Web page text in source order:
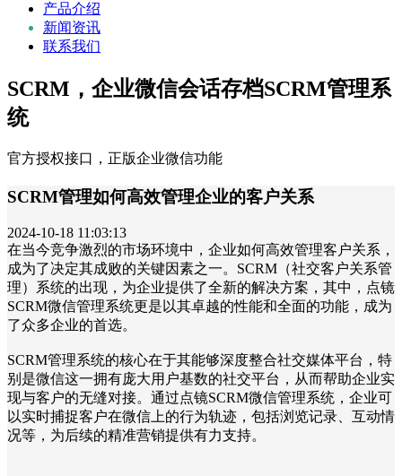
产品介绍
新闻资讯
联系我们
SCRM，企业微信会话存档SCRM管理系
统
官方授权接口，正版企业微信功能
SCRM管理如何高效管理企业的客户关系
2024-10-18 11:03:13
在当今竞争激烈的市场环境中，企业如何高效管理客户关系，
成为了决定其成败的关键因素之一。SCRM（社交客户关系管
理）系统的出现，为企业提供了全新的解决方案，其中，点镜
SCRM微信管理系统更是以其卓越的性能和全面的功能，成为
了众多企业的首选。
SCRM管理系统的核心在于其能够深度整合社交媒体平台，特
别是微信这一拥有庞大用户基数的社交平台，从而帮助企业实
现与客户的无缝对接。通过点镜SCRM微信管理系统，企业可
以实时捕捉客户在微信上的行为轨迹，包括浏览记录、互动情
况等，为后续的精准营销提供有力支持。